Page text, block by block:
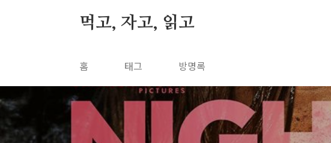
먹고, 자고, 읽고
홈 태그 방명록